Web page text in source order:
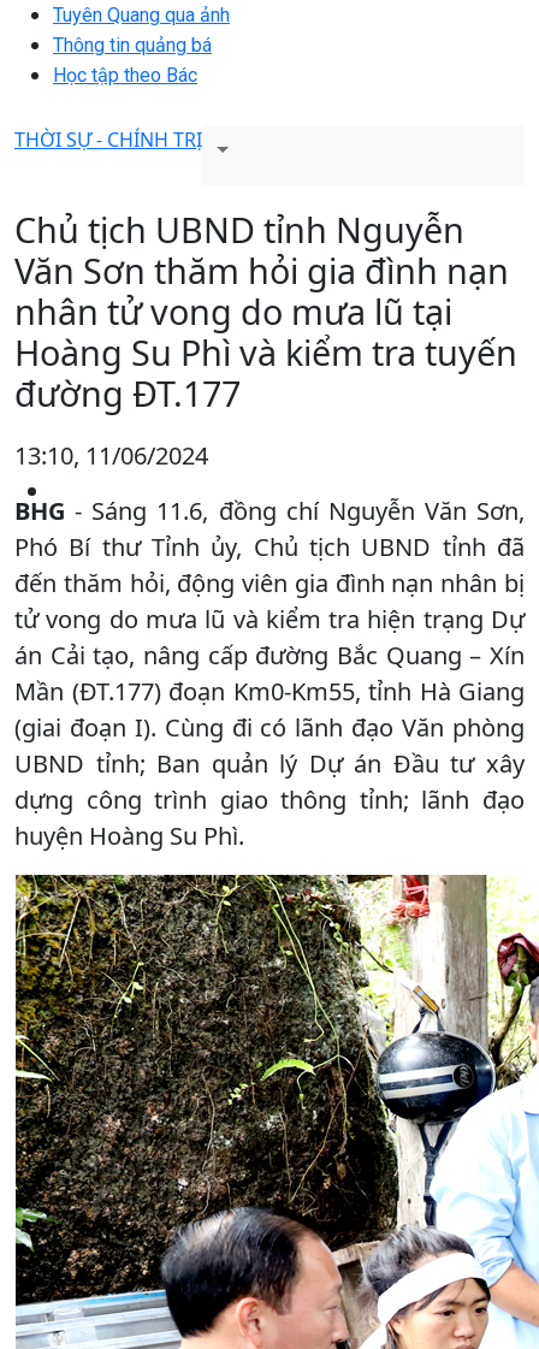
Tuyên Quang qua ảnh
Thông tin quảng bá
Học tập theo Bác
THỜI SỰ - CHÍNH TRỊ
Chủ tịch UBND tỉnh Nguyễn
Văn Sơn thăm hỏi gia đình nạn
nhân tử vong do mưa lũ tại
Hoàng Su Phì và kiểm tra tuyến
đường ĐT.177
13:10, 11/06/2024
BHG - Sáng 11.6, đồng chí Nguyễn Văn Sơn,
Phó Bí thư Tỉnh ủy, Chủ tịch UBND tỉnh đã
đến thăm hỏi, động viên gia đình nạn nhân bị
tử vong do mưa lũ và kiểm tra hiện trạng Dự
án Cải tạo, nâng cấp đường Bắc Quang – Xín
Mần (ĐT.177) đoạn Km0-Km55, tỉnh Hà Giang
(giai đoạn I). Cùng đi có lãnh đạo Văn phòng
UBND tỉnh; Ban quản lý Dự án Đầu tư xây
dựng công trình giao thông tỉnh; lãnh đạo
huyện Hoàng Su Phì.